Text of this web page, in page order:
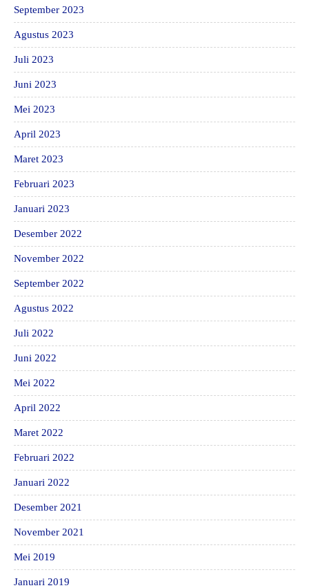
September 2023
Agustus 2023
Juli 2023
Juni 2023
Mei 2023
April 2023
Maret 2023
Februari 2023
Januari 2023
Desember 2022
November 2022
September 2022
Agustus 2022
Juli 2022
Juni 2022
Mei 2022
April 2022
Maret 2022
Februari 2022
Januari 2022
Desember 2021
November 2021
Mei 2019
Januari 2019